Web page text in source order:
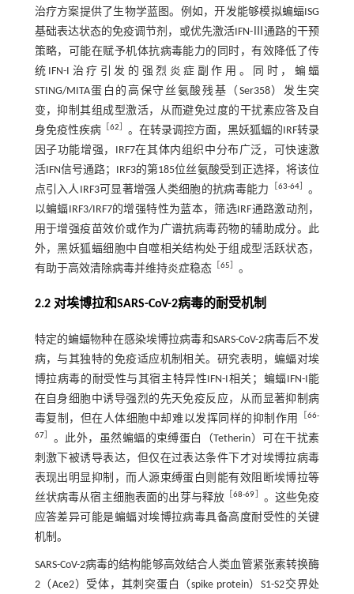
治疗方案提供了生物学蓝图。例如，开发能够模拟蝙蝠ISG
基础表达状态的免疫调节剂，或优先激活IFN-Ⅲ通路的干预
策略，可能在赋予机体抗病毒能力的同时，有效降低了传
统IFN-I治疗引发的强烈炎症副作用。同时，蝙蝠
STING/MITA蛋白的高保守丝氨酸残基（Ser358）发生突
变，抑制其组成型激活，从而避免过度的干扰素应答及自
身免疫性疾病［ 62
。在转录调控方面，黑妖狐蝠的IRF转录
因子功能增强，IRF7在其体内组织中分布广泛，可快速激
活IFN信号通路；IRF3的第185位丝氨酸受到正选择，将该位
点引入人IRF3可显著增强人类细胞的抗病毒能力
63-64］ 。
以蝙蝠IRF3/IRF7的增强特性为蓝本，筛选IRF通路激动剂，
用于增强疫苗效价或作为广谱抗病毒药物的辅助成分。此
外，黑妖狐蝠细胞中自噬相关结构处于组成型活跃状态，
有助于高效清除病毒并维持炎症稳态［ 65 。
2.2 对埃博拉和SARS-CoV-2病毒的耐受机制
特定的蝙蝠物种在感染埃博拉病毒和SARS-CoV-2病毒后不发
病，与其独特的免疫适应机制相关。研究表明，蝙蝠对埃
博拉病毒的耐受性与其宿主特异性IFN-I相关；蝙蝠IFN-I能
在自身细胞中诱导强烈的先天免疫反应，从而显著抑制病
毒复制，但在人体细胞中却难以发挥同样的抑制作用
［66-
67］ 。此外，虽然蝙蝠的束缚蛋白（Tetherin）可在干扰素
刺激下被诱导表达，但仅在过表达条件下才对埃博拉病毒
表现出明显抑制，而人源束缚蛋白则能有效阻断埃博拉等
丝状病毒从宿主细胞表面的出芽与释放 ［68-69
。这些免疫
应答差异可能是蝙蝠对埃博拉病毒具备高度耐受性的关键
机制。
SARS-CoV-2病毒的结构能够高效结合人类血管紧张素转换酶
2（Ace2）受体，其刺突蛋白（spike protein）S1-S2交界处